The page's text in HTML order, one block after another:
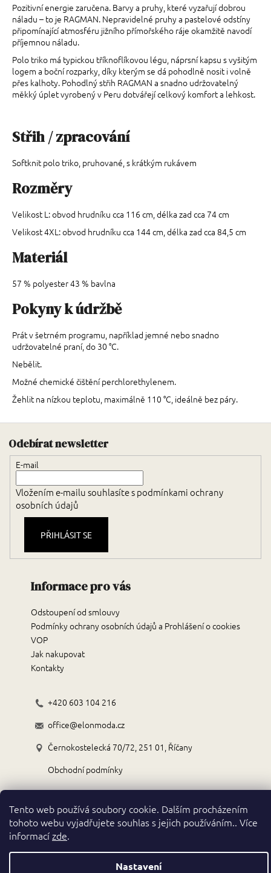
Tento web používá soubory cookie. Dalším procházením
tohoto webu vyjadřujete souhlas s jejich používáním.. Více
informacízde.
Nastavení
Pozitivní energie zaručena. Barvy a pruhy, které vyzařují dobrou
náladu – to je RAGMAN. Nepravidelné pruhy a pastelové odstíny
připomínající atmosféru jižního přímořského ráje okamžitě navodí
příjemnou náladu.
Polo triko má typickou tříknoflíkovou légu, náprsní kapsu s vyšitým
logem a boční rozparky, díky kterým se dá pohodlně nosit i volně
přes kalhoty. Pohodlný střih RAGMAN a snadno udržovatelný
měkký úplet vyrobený v Peru dotvářejí celkový komfort a lehkost.
Střih / zpracování
Softknit polo triko, pruhované, s krátkým rukávem
Rozměry
Velikost L: obvod hrudníku cca 116 cm, délka zad cca 74 cm
Velikost 4XL: obvod hrudníku cca 144 cm, délka zad cca 84,5 cm
Materiál
57 % polyester 43 % bavlna
Pokyny k údržbě
Prát v šetrném programu, například jemné nebo snadno
udržovatelné praní, do 30 °C.
Nebělit.
Možné chemické čištění perchlorethylenem.
Žehlit na nízkou teplotu, maximálně 110 °C, ideálně bez páry.
Odebírat newsletter
E-mail
Vložením e-mailu souhlasíte spodmínkami ochrany
osobních údajů
PŘIHLÁSIT SE
Informace pro vás
Odstoupení od smlouvy
Podmínky ochrany osobních údajů a Prohlášení o cookies
VOP
Jak nakupovat
Kontakty
+420 603 104 216
office@elonmoda.cz
Černokostelecká 70/72, 251 01, Říčany
Obchodní podmínky
Copyright 2026
. Všechna práva vyhrazena.
Upravit nastavení cookies